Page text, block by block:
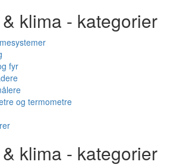
klima - kategorier
fyr
og termometre
klima - kategorier